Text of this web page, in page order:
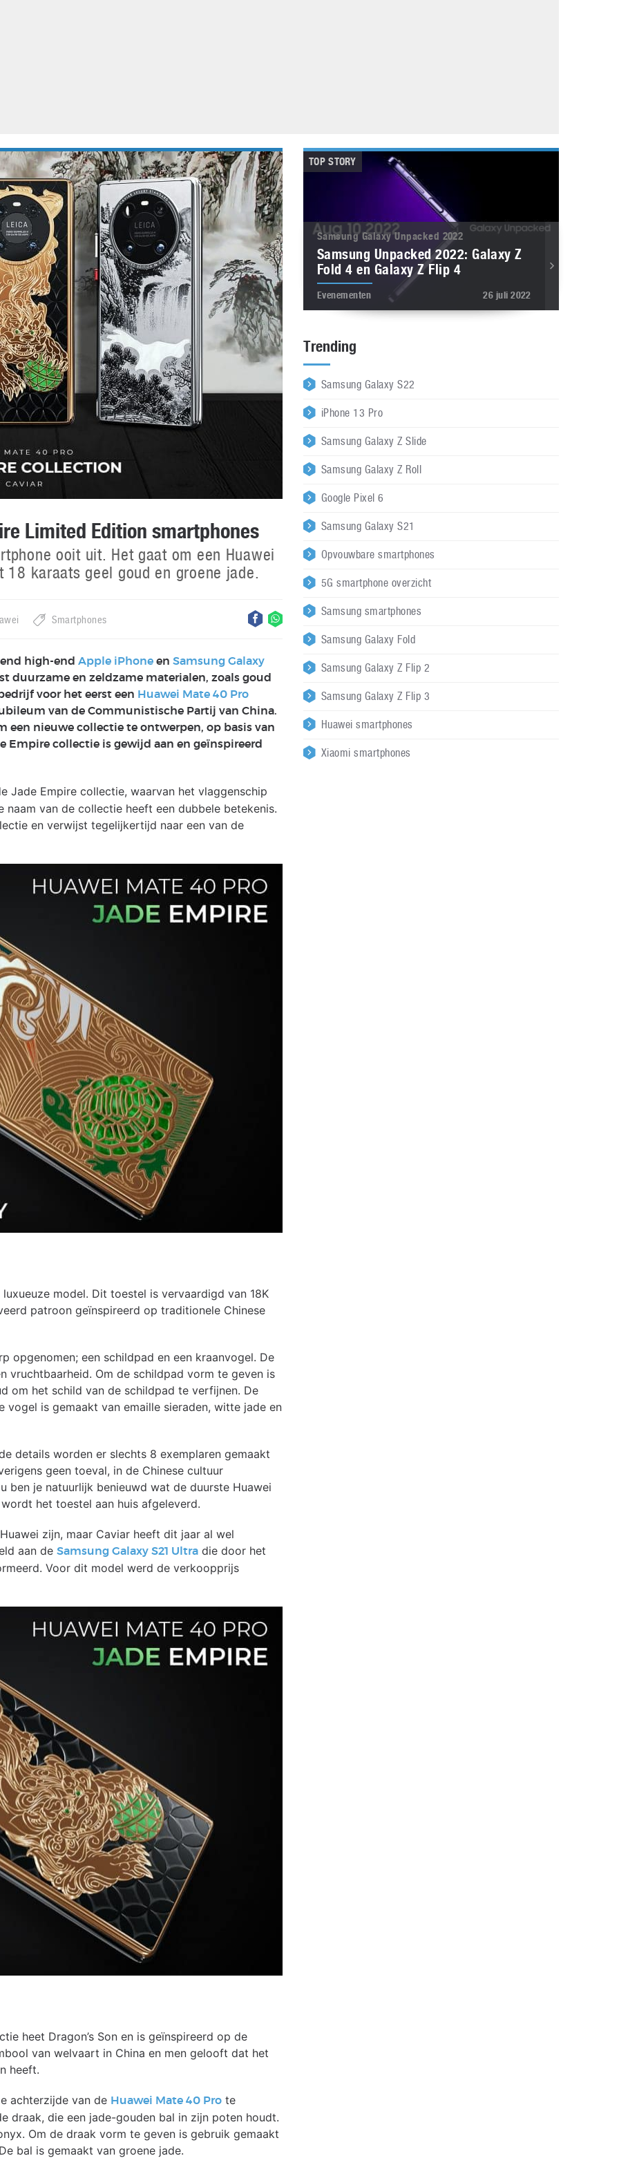
Limited Edition smartphones
ooit uit. Het gaat om een Huawei
karaats geel goud en groene jade.
Smartphones
high-end Apple iPhone en Samsung Galaxy
duurzame en zeldzame materialen, zoals goud
voor het eerst een Huawei Mate 40 Pro
van de Communistische Partij van China.
een nieuwe collectie te ontwerpen, op basis van
Empire collectie is gewijd aan en geïnspireerd
Jade Empire collectie, waarvan het vlaggenschip
van de collectie heeft een dubbele betekenis.
en verwijst tegelijkertijd naar een van de
model. Dit toestel is vervaardigd van 18K
patroon geïnspireerd op traditionele Chinese
opgenomen; een schildpad en een kraanvogel. De
Om de schildpad vorm te geven is
om het schild van de schildpad te verfijnen. De
is gemaakt van emaille sieraden, witte jade en
details worden er slechts 8 exemplaren gemaakt
geen toeval, in de Chinese cultuur
je natuurlijk benieuwd wat de duurste Huawei
het toestel aan huis afgeleverd.
zijn, maar Caviar heeft dit jaar al wel
aan de Samsung Galaxy S21 Ultra die door het
Voor dit model werd de verkoopprijs
heet Dragon’s Son en is geïnspireerd op de
van welvaart in China en men gelooft dat het
heeft.
achterzijde van de Huawei Mate 40 Pro te
draak, die een jade-gouden bal in zijn poten houdt.
Om de draak vorm te geven is gebruik gemaakt
bal is gemaakt van groene jade.
TOP STORY
Samsung Galaxy Unpacked 2022
Samsung Unpacked 2022: Galaxy Z
Fold 4 en Galaxy Z Flip 4
Evenementen 26 juli 2022
Trending
Samsung Galaxy S22
iPhone 13 Pro
Samsung Galaxy Z Slide
Samsung Galaxy Z Roll
Google Pixel 6
Samsung Galaxy S21
Opvouwbare smartphones
5G smartphone overzicht
Samsung smartphones
Samsung Galaxy Fold
Samsung Galaxy Z Flip 2
Samsung Galaxy Z Flip 3
Huawei smartphones
Xiaomi smartphones